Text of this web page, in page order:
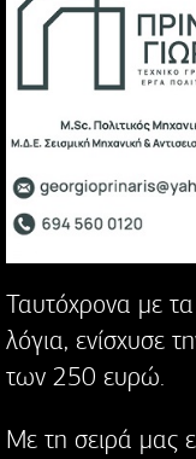
Ταυτόχρονα με
λόγια, ενίσχυσε
των 250 ευρώ.
Με τη σειρά μας